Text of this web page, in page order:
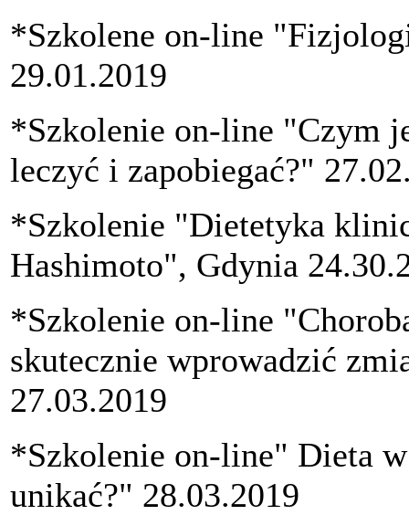
*Szkolene on-line
29.01.2019
*Szkolenie on-line "Czym
leczyć i zapobiegać?"
*Szkolenie "Dietetyka
Hashimoto", Gdynia
*Szkolenie on-line
skutecznie wprowadzić
27.03.2019
*Szkolenie on-line" Dieta
unikać?" 28.03.2019